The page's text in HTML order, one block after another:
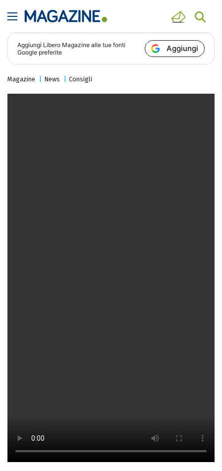
Aggiungi Libero Magazine alle tue fonti
Google preferite
Aggiungi
Magazine News Consigli